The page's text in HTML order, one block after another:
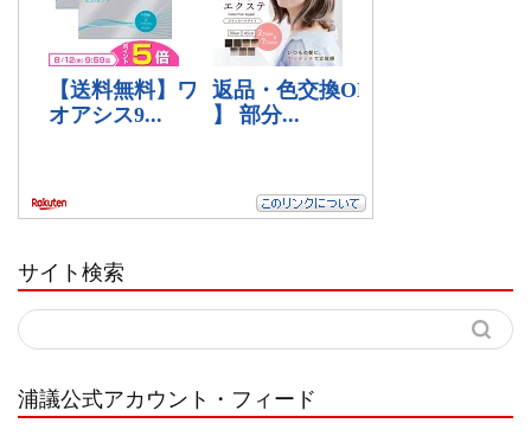
サイト検索
浦議公式アカウント・フィード